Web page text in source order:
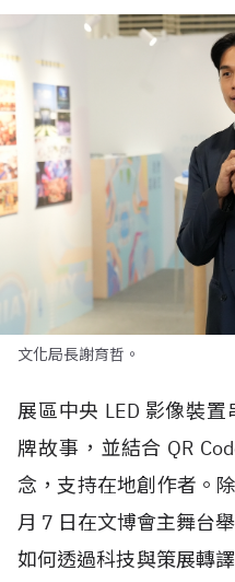
文化局長謝育哲。
展區中央 LED 影像裝置
牌故事，並結合 QR
念，支持在地創作者。
月 7 日在文博會主舞台
如何透過科技與策展轉